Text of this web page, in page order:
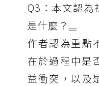
Q3：本文認為
是什麼？
作者認為重點
在於過程中是
益衝突，以及